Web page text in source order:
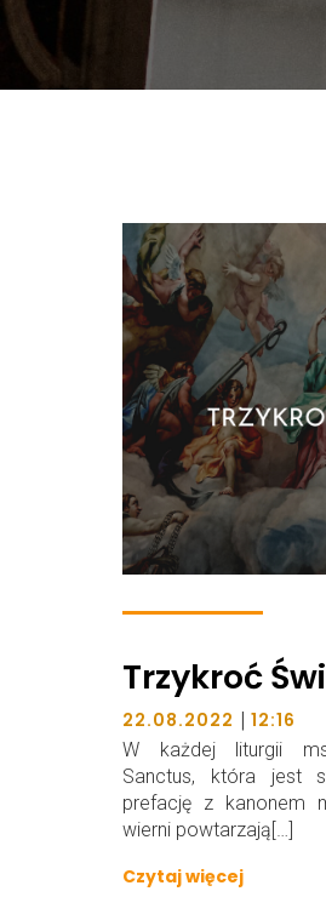
Trzykroć
22.08.2022 | 12:16
W każdej liturgii
Sanctus, która jest
prefację z kanonem
wierni powtarzają[…]
Czytaj więcej